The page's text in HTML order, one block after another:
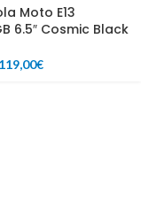
Moto E13
6.5″ Cosmic Black
119,00€